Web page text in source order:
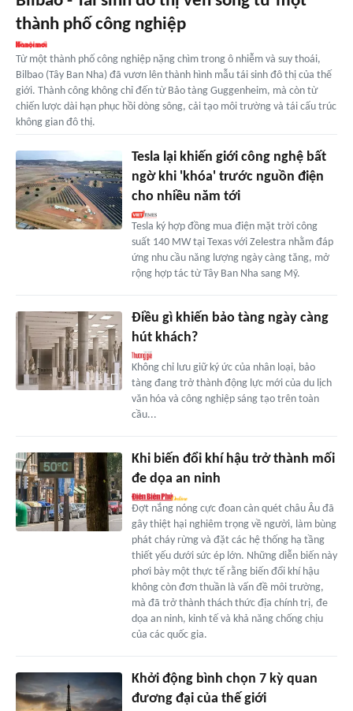
thành phố công nghiệp
Từ một thành phố công nghiệp nặng chìm trong ô nhiễm và suy thoái,
Bilbao (Tây Ban Nha) đã vươn lên thành hình mẫu tái sinh đô thị của thế
giới. Thành công không chỉ đến từ Bảo tàng Guggenheim, mà còn từ
chiến lược dài hạn phục hồi dòng sông, cải tạo môi trường và tái cấu trúc
không gian đô thị.
Tesla lại khiến giới công nghệ bất
ngờ khi 'khóa' trước nguồn điện
cho nhiều năm tới
Tesla ký hợp đồng mua điện mặt trời công
suất 140 MW tại Texas với Zelestra nhằm đáp
ứng nhu cầu năng lượng ngày càng tăng, mở
rộng hợp tác từ Tây Ban Nha sang Mỹ.
Điều gì khiến bảo tàng ngày càng
hút khách?
Không chỉ lưu giữ ký ức của nhân loại, bảo
tàng đang trở thành động lực mới của du lịch
văn hóa và công nghiệp sáng tạo trên toàn
cầu...
Khi biến đổi khí hậu trở thành mối
đe dọa an ninh
Đợt nắng nóng cực đoan càn quét châu Âu đã
gây thiệt hại nghiêm trọng về người, làm bùng
phát cháy rừng và đặt các hệ thống hạ tầng
thiết yếu dưới sức ép lớn. Những diễn biến này
phơi bày một thực tế rằng biến đổi khí hậu
không còn đơn thuần là vấn đề môi trường,
mà đã trở thành thách thức địa chính trị, đe
dọa an ninh, kinh tế và khả năng chống chịu
của các quốc gia.
Khởi động bình chọn 7 kỳ quan
đương đại của thế giới